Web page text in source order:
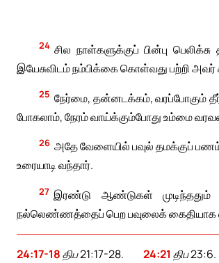
24 சில நாள்களுக்குப் பின்பு
இயேசுவிடம் நம்பிக்கை கொள்வது பற்றி அவர்
25 நேர்மை, தன்னடக்கம், வரப்போகும்
போகலாம், நேரம் வாய்க்கும்போது உம்மை
26 அதே வேளையில் பவுல் தமக்குப்
உரையாடி வந்தார்.
27 இரண்டு ஆண்டுகள் முடிந்ததும்
நல்லெண்ணத்தைப் பெற பவுலைக் கைதியாக
24:17-18திப 21:17-28. 24:21 திப 23:6.